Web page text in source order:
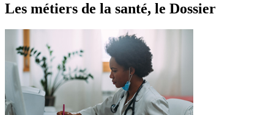
Les métiers de la santé, le Dossier